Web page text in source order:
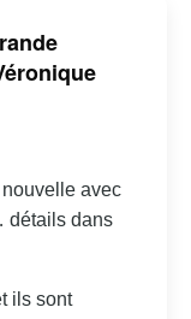
avec
détails dans
ils sont